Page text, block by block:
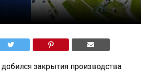
закрытия производства